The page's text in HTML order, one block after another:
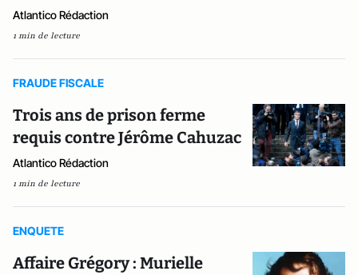
Atlantico Rédaction
1 min de lecture
FRAUDE FISCALE
Trois ans de prison ferme
requis contre Jérôme Cahuzac
Atlantico Rédaction
1 min de lecture
ENQUETE
Affaire Grégory : Murielle